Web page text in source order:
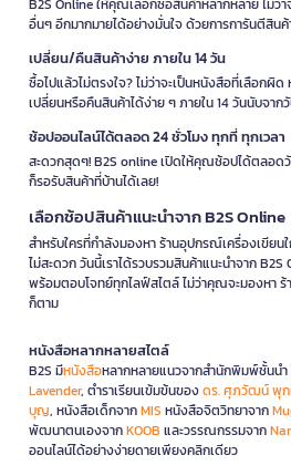
B2S Online ให้คุณเลือกซื้อสินค้าหลากหลาย ไม่ว่
อื่นๆ อีกมากมายได้อย่างมั่นใจ ด้วยการการันตีสิน
เปลี่ยน/คืนสินค้าง่าย ภายใน 14 วัน
ซื้อไปแล้วไม่ตรงใจ? ไม่ว่าจะเป็นหนังสือที่เลือก
เปลี่ยนหรือคืนสินค้าได้ง่าย ๆ ภายใน 14 วันนับจาก
ช้อปออนไลน์ได้ตลอด 24 ชั่วโมง ทุกที่ ทุกเวลา
สะดวกสุดๆ! B2S online เปิดให้คุณช้อปได้ตลอด
ก็รอรับสินค้าที่บ้านได้เลย!
เลือกช้อปสินค้าแนะนำจาก B2S Online
สำหรับใครที่กำลังมองหา ร้านอุปกรณ์เครื่องเขียน
ไม่สะดวก วันนี้เราได้รวบรวมสินค้าแนะนำจาก
พร้อมตอบโจทย์ทุกไลฟ์สไตล์ ไม่ว่าคุณจะมองหา
ก็ตาม
หนังสือหลากหลายสไตล์
B2S มีหนังสือหลากหลายแนวจากสำนักพิมพ์ชั้นนำ
Lavender, ตำราเรียนเข้มข้นของดร. ศุภวัฒน์ พุ
บุญ, หนังสือเด็กจากMIS หนังสือจิตวิทยาจาก
พัฒนาตนเองจากKOOB และวรรณกรรมจาก
ออนไลน์ได้อย่างง่ายดายเพียงคลิกเดียว